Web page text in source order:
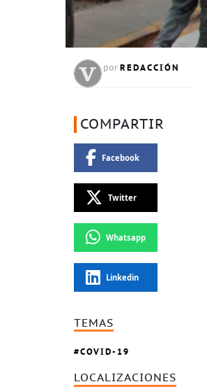
por REDACCIÓN
COMPARTIR
Facebook
Twitter
Whatsapp
Linkedin
TEMAS
COVID-19
LOCALIZACIONES